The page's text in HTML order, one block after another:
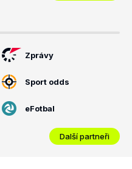
Zprávy
Sport odds
eFotbal
Další partneři